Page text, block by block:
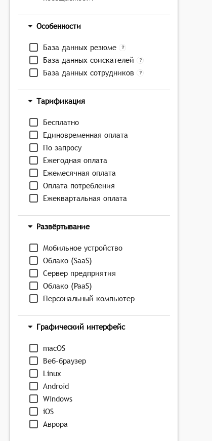
Особенности
База данных резюме
База данных соискателей
База данных сотрудников
Тарификация
Бесплатно
Единовременная оплата
По запросу
Ежегодная оплата
Ежемесячная оплата
Оплата потребления
Ежеквартальная оплата
Развёртывание
Мобильное устройство
Облако (SaaS)
Сервер предприятия
Облако (PaaS)
Персональный компьютер
Графический интерфейс
macOS
Веб-браузер
Linux
Android
Windows
iOS
Аврора